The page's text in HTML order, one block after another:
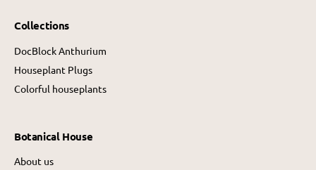
Collections
DocBlock Anthurium
Houseplant Plugs
Colorful houseplants
Botanical House
About us